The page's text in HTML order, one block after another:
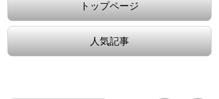
トップページ
人気記事